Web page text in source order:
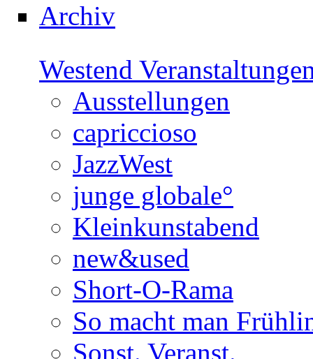
Archiv
Westend
Ausstellungen
capriccioso
JazzWest
junge globale°
Kleinkunstabend
new&used
Short-O-Rama
So macht man
Sonst. Veranst.